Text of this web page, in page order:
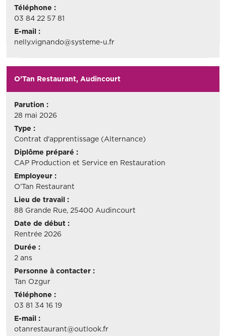
Téléphone :
03 84 22 57 81
E-mail :
nelly.vignando@systeme-u.fr
O’Tan Restaurant, Audincourt
Parution :
28 mai 2026
Type :
Contrat d'apprentissage (Alternance)
Diplôme préparé :
CAP Production et Service en Restauration
Employeur :
O'Tan Restaurant
Lieu de travail :
88 Grande Rue, 25400 Audincourt
Date de début :
Rentrée 2026
Durée :
2 ans
Personne à contacter :
Tan Ozgur
Téléphone :
03 81 34 16 19
E-mail :
otanrestaurant@outlook.fr